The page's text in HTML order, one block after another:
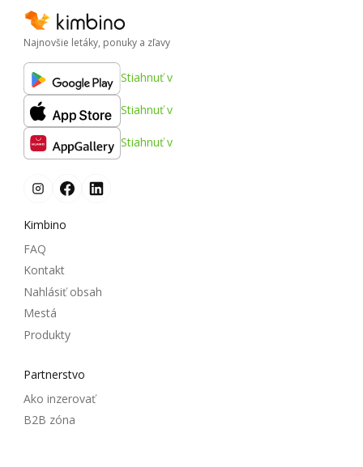
Najnovšie letáky, ponuky a zľavy
Stiahnuť v
Stiahnuť v
Stiahnuť v
Kimbino
FAQ
Kontakt
Nahlásiť obsah
Mestá
Produkty
Partnerstvo
Ako inzerovať
B2B zóna